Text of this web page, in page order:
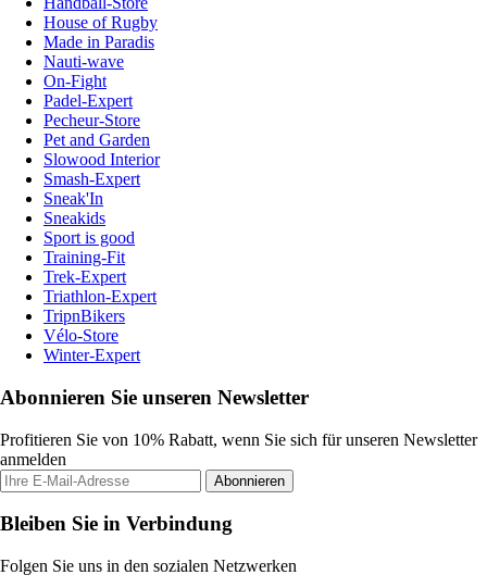
House of Rugby
Made in Paradis
Nauti-wave
On-Fight
Padel-Expert
Pecheur-Store
Pet and Garden
Slowood Interior
Smash-Expert
Sneak'In
Sneakids
Sport is good
Training-Fit
Trek-Expert
Triathlon-Expert
TripnBikers
Vélo-Store
Winter-Expert
Abonnieren Sie unseren Newsletter
Profitieren Sie von 10% Rabatt, wenn Sie sich für unseren Newsletter
anmelden
Abonnieren
Bleiben Sie in Verbindung
Folgen Sie uns in den sozialen Netzwerken